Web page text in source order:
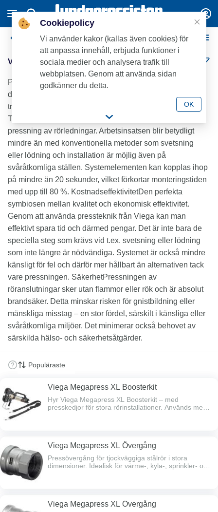
Viega Megapress XL
Viega Megapress XL (15)
Presskopplingar för tjockväggiga stålrör i stora
dimensioner. Idealisk för värme-, kyla-, sprinkler- och
tryckluftssystem, upp till 140°C och 16 bar.
TidsbesparingInstallationstiden minskas avsevärt genom
pressning av rörledningar. Arbetsinsatsen blir betydligt
mindre än med konventionella metoder som svetsning
eller lödning och installation är möjlig även på
svåråtkomliga ställen. Systemelementen kan kopplas ihop
på mindre än 20 sekunder, vilket förkortar monteringstiden
med upp till 80 %. KostnadseffektivitetDen perfekta
symbiosen mellan kvalitet och ekonomisk effektivitet.
Genom att använda pressteknik från Viega kan man
effektivt spara tid och därmed pengar. Det är inte bara de
speciella steg som krävs vid t.ex. svetsning eller lödning
som inte längre är nödvändiga. Systemet är också mindre
känsligt för fel och därför mer hållbart än alternativen tack
vare pressningen. SäkerhetPressningen av
röranslutningar sker utan flammor eller rök och är absolut
brandsäker. Detta minskar risken för gnistbildning eller
mänskliga misstag – en stor fördel, särskilt i känsliga eller
svåråtkomliga miljöer. Det minimerar också behovet av
särskilda hälso- och säkerhetsåtgärder.
Viega Megapress XL Boosterkit
Hyr Viega Megapress XL Boosterkit – med
presskedjor för stora rörinstallationer. Används med
Viega Megapress XL Övergång
Pressövergång för tjockväggiga stålrör i stora
dimensioner. Idealisk för värme-, kyla-, sprinkler- och
Viega Megapress XL Övergång
Cookiepolicy
Vi använder kakor (kallas även cookies) för
att anpassa innehåll, erbjuda funktioner i
sociala medier och analysera trafik till
webbplatsen. Genom att använda sidan
godkänner du detta.
OK